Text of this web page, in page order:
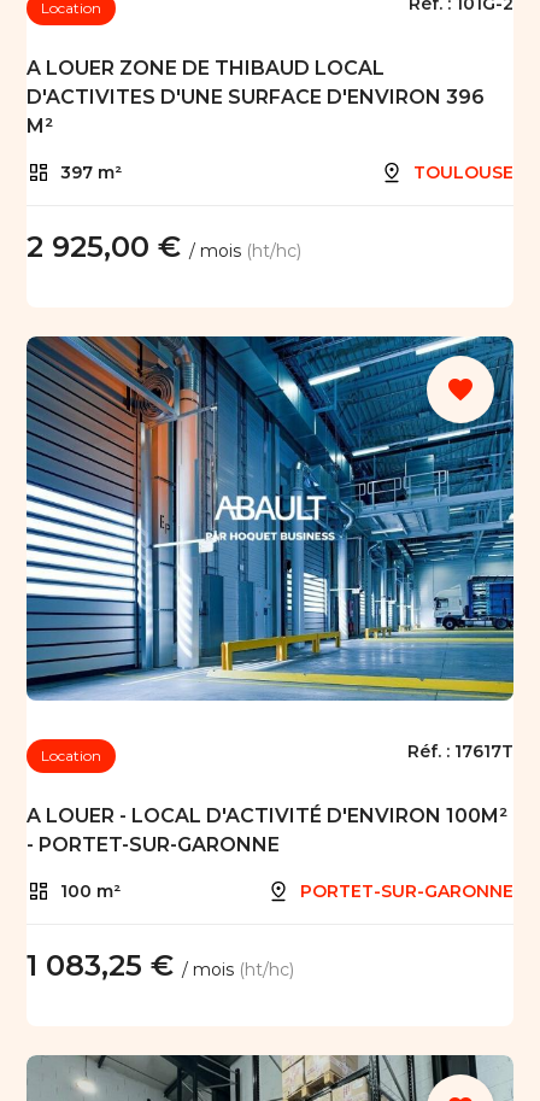
Location
A LOUER ZONE DE THIBAUD LOCAL
D'ACTIVITES D'UNE SURFACE D'ENVIRON 396
M²
397 m² TOULOUSE
2 925,00 €/ mois (ht/hc)
favorite
Location Réf. : 17617T
A LOUER - LOCAL D'ACTIVITÉ D'ENVIRON 100M²
- PORTET-SUR-GARONNE
100 m² PORTET-SUR-GARONNE
1 083,25 €/ mois (ht/hc)